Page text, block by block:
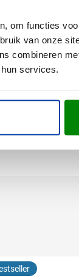
om functies
van onze
combineren
services.